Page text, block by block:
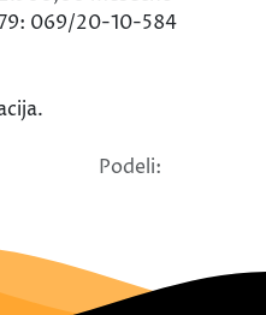
069/20-10-584
Podeli: